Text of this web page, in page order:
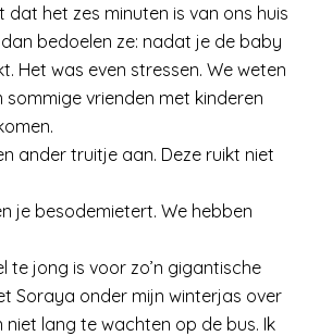
dat het zes minuten is van ons huis
bedoelen ze: nadat je de baby
Het was even stressen. We weten
vrienden met kinderen
ander truitje aan. Deze ruikt niet
je besodemietert. We hebben
te jong is voor zo’n gigantische
Soraya onder mijn winterjas over
niet lang te wachten op de bus. Ik